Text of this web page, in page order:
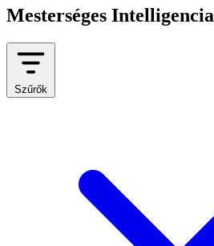
Mesterséges Intelligencia
Szűrők